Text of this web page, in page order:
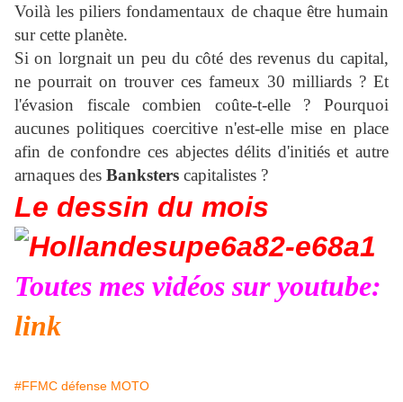
Voilà les piliers fondamentaux de chaque être humain
sur cette planète.
Si on lorgnait un peu du côté des revenus du capital,
ne pourrait on trouver ces fameux 30 milliards ? Et
l'évasion fiscale combien coûte-t-elle ? Pourquoi
aucunes politiques coercitive n'est-elle mise en place
afin de confondre ces abjectes délits d'initiés et autre
arnaques des Banksters capitalistes ?
Le dessin du mois
Toutes mes vidéos sur youtube:
link
#FFMC défense MOTO